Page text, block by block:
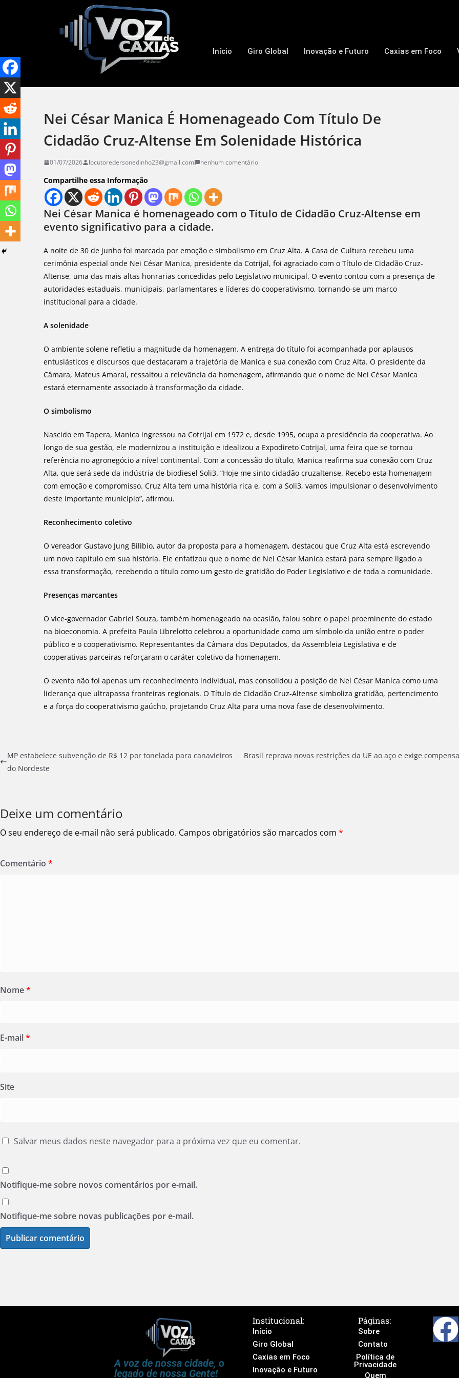
Início Giro Global Inovação e Futuro Caxias em Foco
Nei César Manica É Homenageado Com Título De
Cidadão Cruz-Altense Em Solenidade Histórica
01/07/2026 locutoredersonedinho23@gmail.com nenhum comentário
Compartilhe essa Informação
Nei César Manica é homenageado com o Título de Cidadão Cruz-Altense em
evento significativo para a cidade.
A noite de 30 de junho foi marcada por emoção e simbolismo em Cruz Alta. A Casa de Cultura recebeu uma
cerimônia especial onde Nei César Manica, presidente da Cotrijal, foi agraciado com o Título de Cidadão Cruz-
Altense, uma das mais altas honrarias concedidas pelo Legislativo municipal. O evento contou com a presença de
autoridades estaduais, municipais, parlamentares e líderes do cooperativismo, tornando-se um marco
institucional para a cidade.
A solenidade
O ambiente solene refletiu a magnitude da homenagem. A entrega do título foi acompanhada por aplausos
entusiásticos e discursos que destacaram a trajetória de Manica e sua conexão com Cruz Alta. O presidente da
Câmara, Mateus Amaral, ressaltou a relevância da homenagem, afirmando que o nome de Nei César Manica
estará eternamente associado à transformação da cidade.
O simbolismo
Nascido em Tapera, Manica ingressou na Cotrijal em 1972 e, desde 1995, ocupa a presidência da cooperativa. Ao
longo de sua gestão, ele modernizou a instituição e idealizou a Expodireto Cotrijal, uma feira que se tornou
referência no agronegócio a nível continental. Com a concessão do título, Manica reafirma sua conexão com Cruz
Alta, que será sede da indústria de biodiesel Soli3. “Hoje me sinto cidadão cruzaltense. Recebo esta homenagem
com emoção e compromisso. Cruz Alta tem uma história rica e, com a Soli3, vamos impulsionar o desenvolvimento
deste importante município”, afirmou.
Reconhecimento coletivo
O vereador Gustavo Jung Bilibio, autor da proposta para a homenagem, destacou que Cruz Alta está escrevendo
um novo capítulo em sua história. Ele enfatizou que o nome de Nei César Manica estará para sempre ligado a
essa transformação, recebendo o título como um gesto de gratidão do Poder Legislativo e de toda a comunidade.
Presenças marcantes
O vice-governador Gabriel Souza, também homenageado na ocasião, falou sobre o papel proeminente do estado
na bioeconomia. A prefeita Paula Librelotto celebrou a oportunidade como um símbolo da união entre o poder
público e o cooperativismo. Representantes da Câmara dos Deputados, da Assembleia Legislativa e de
cooperativas parceiras reforçaram o caráter coletivo da homenagem.
O evento não foi apenas um reconhecimento individual, mas consolidou a posição de Nei César Manica como uma
liderança que ultrapassa fronteiras regionais. O Título de Cidadão Cruz-Altense simboliza gratidão, pertencimento
e a força do cooperativismo gaúcho, projetando Cruz Alta para uma nova fase de desenvolvimento.
MP estabelece subvenção de R$ 12 por tonelada para canavieiros
do Nordeste
Brasil reprova novas restrições da UE ao aço e exige
Deixe um comentário
O seu endereço de e-mail não será publicado. Campos obrigatórios são marcados com *
Comentário *
Nome*
E-mail*
Site
Salvar meus dados neste navegador para a próxima vez que eu comentar.
Notifique-me sobre novos comentários por e-mail.
Notifique-me sobre novas publicações por e-mail.
A voz de nossa cidade, o
legado de nossa Gente!
Institucional:
Início
Giro Global
Caxias em Foco
Inovação e Futuro
Páginas:
Sobre
Contato
Política de
Privacidade
Quem